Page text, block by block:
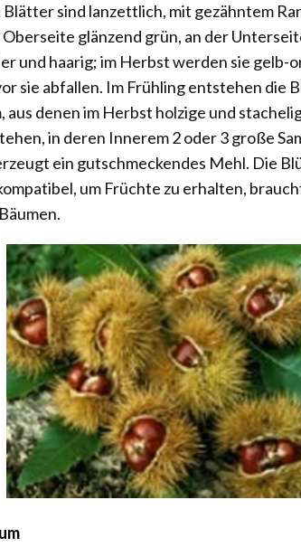
Blätter sind lanzettlich, mit gezähntem
Oberseite glänzend grün, an der
und haarig; im Herbst werden sie gelb-
sie abfallen. Im Frühling entstehen die
denen im Herbst holzige und
in deren Innerem 2 oder 3 große
ein gutschmeckendes Mehl. Die
um Früchte zu erhalten,